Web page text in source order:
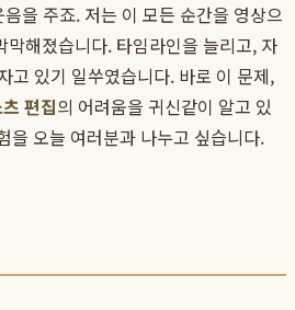
을 주죠. 저는 이 모든 순간을 영상으
해졌습니다. 타임라인을 늘리고, 자
고 있기 일쑤였습니다. 바로 이 문제,
편집의 어려움을 귀신같이 알고 있
을 오늘 여러분과 나누고 싶습니다.